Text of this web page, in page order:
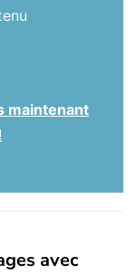
maintenant
!
avec